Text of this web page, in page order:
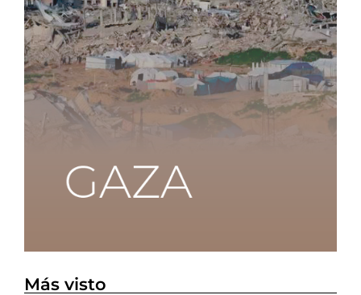
Más visto